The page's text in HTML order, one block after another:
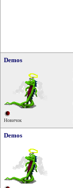
Demos
Новичок
Demos